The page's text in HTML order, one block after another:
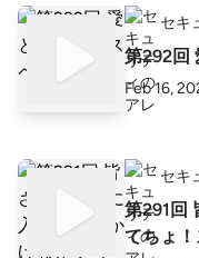
セキ
第292回
Feb 16,
セキ
第291回
てちょ！